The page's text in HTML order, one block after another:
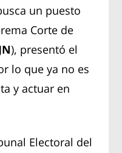
un puesto
Corte de
), presentó el
lo que ya no es
y actuar en
Electoral del